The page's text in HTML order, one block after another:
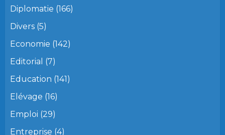
Diplomatie (166)
Divers (5)
Economie (142)
Editorial (7)
Education (141)
Elévage (16)
Emploi (29)
Entreprise (4)